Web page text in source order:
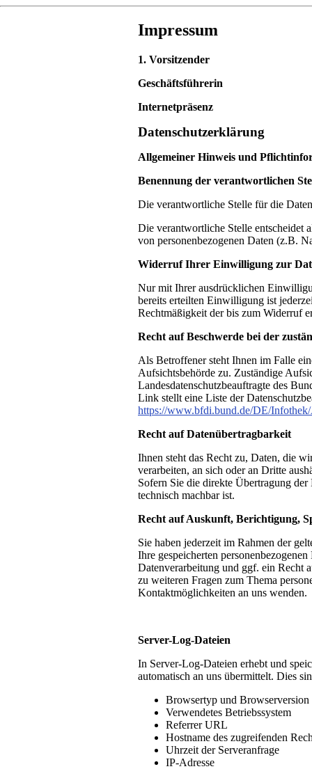
Impressum
1. Vorsitzender
Geschäftsführerin
Internetpräsenz
Datenschutzerklärung
Allgemeiner Hinweis und
Benennung der verantwortlichen
Die verantwortliche Stelle für die
Die verantwortliche Stelle entscheidet
von personenbezogenen Daten (z.B.
Widerruf Ihrer Einwilligung zur
Nur mit Ihrer ausdrücklichen
bereits erteilten Einwilligung ist
Rechtmäßigkeit der bis zum Widerruf
Recht auf Beschwerde bei der
Als Betroffener steht Ihnen im Falle
Aufsichtsbehörde zu. Zuständige
Landesdatenschutzbeauftragte des
Link stellt eine Liste der
https://www.bfdi.bund.de/DE/
Recht auf Datenübertragbarkeit
Ihnen steht das Recht zu, Daten, die
verarbeiten, an sich oder an Dritte
Sofern Sie die direkte Übertragung
technisch machbar ist.
Recht auf Auskunft, Berichtigung,
Sie haben jederzeit im Rahmen der
Ihre gespeicherten
Datenverarbeitung und ggf. ein Recht
zu weiteren Fragen zum Thema
Kontaktmöglichkeiten an uns wenden.
Server-Log-Dateien
In Server-Log-Dateien erhebt und
automatisch an uns übermittelt. Dies
Browsertyp und Browserversion
Verwendetes Betriebssystem
Referrer URL
Hostname des zugreifenden
Uhrzeit der Serveranfrage
IP-Adresse